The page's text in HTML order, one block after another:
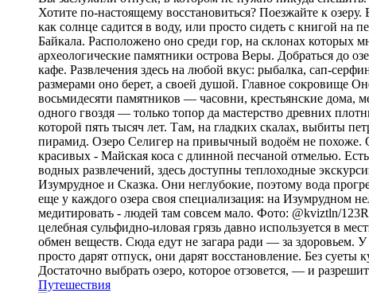
Хотите по-настоящему восстановиться? Поезжайте к
как солнце садится в воду, или просто сидеть с книгой на
Байкала. Расположено оно среди гор, на склонах которых
археологические памятники острова Веры. Добраться до
кафе. Развлечения здесь на любой вкус: рыбалка, сап-
размерами оно берет, а своей душой. Главное сокровище
восьмидесяти памятников — часовни, крестьянские дома,
одного гвоздя — только топор да мастерство древних
которой пять тысяч лет. Там, на гладких скалах, выбиты
пирамид. Озеро Селигер на привычный водоём не
красивых - Майская коса с длинной песчаной отмелью.
водных развлечений, здесь доступны теплоходные
Изумрудное и Сказка. Они неглубокие, поэтому вода
еще у каждого озера своя специализация: на Изумрудном
медитировать - людей там совсем мало. Фото: @kviztln/
целебная сульфидно-иловая грязь давно используется в
обмен веществ. Сюда едут не загара ради — за здоровьем.
просто дарят отпуск, они дарят восстановление. Без суеты
Достаточно выбрать озеро, которое отзовется, — и
Путешествия